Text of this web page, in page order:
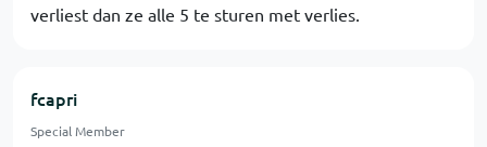
verliest dan ze alle 5 te sturen met verlies.
fcapri
Special Member